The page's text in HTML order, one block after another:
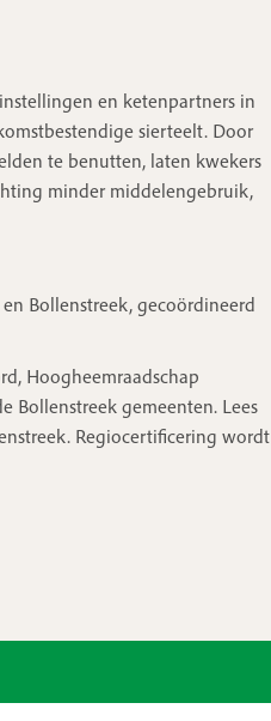
en ketenpartners in
sierteelt. Door
te benutten, laten kwekers
minder middelengebruik,
Bollenstreek, gecoördineerd
Hoogheemraadschap
Bollenstreek gemeenten. Lees
Regiocertificering wordt